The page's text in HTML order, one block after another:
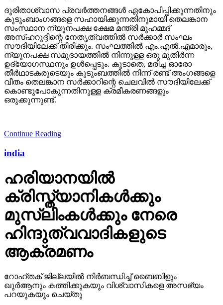
ദുരിതാശ്വാസ പ്രവര്‍ത്തനങ്ങള്‍ ഏകോപിപ്പിക്കുന്നതിനും
കുടുംബാംഗങ്ങളെ സഹായിക്കുന്നതിനുമായി തെലങ്കാന
സംസ്ഥാന ന്യൂനപക്ഷ ക്ഷേമ മന്ത്രി മുഹമ്മദ്
അസ്ഹറുദ്ദീന്റെ നേതൃത്വത്തില്‍ സര്‍ക്കാര്‍ സംഘം
സൗദിയിലേക്ക് തിരിക്കും. സംഘത്തില്‍ എം.എല്‍.എമാരും,
ന്യൂനപക്ഷ സമുദായത്തില്‍ നിന്നുള്ള ഒരു മുതിര്‍ന്ന
ഉദ്യോഗസ്ഥനും ഉള്‍പ്പെടും. കൂടാതെ, മരിച്ച ഓരോ
തീര്‍ഥാടകരുടെയും കുടുംബത്തില്‍ നിന്ന് രണ്ട് അംഗങ്ങളെ
വീതം തെലങ്കാന സര്‍ക്കാറിന്റെ ചെലവില്‍ സൗദിയിലേക്ക്
കൊണ്ടുപോകുന്നതിനുള്ള ക്രമീകരണങ്ങളും
ഒരുക്കുന്നുണ്ട്.
Continue Reading
india
ഹരിയാനയില്‍
ക്രിസ്ത്യാനികള്‍ക്കും
മുസ്‌ലിംകള്‍ക്കും നേരെ
ഹിന്ദുത്വവാദികളുടെ
ആക്രമണം
റോഹ്തക് ജില്ലയില്‍ നിര്‍ബന്ധിച്ച് ബൈബിളും
ഖുര്‍ആനും കത്തിക്കുകയും വിശ്വാസികളെ അസഭ്യം
പറയുകയും ചെയ്തു